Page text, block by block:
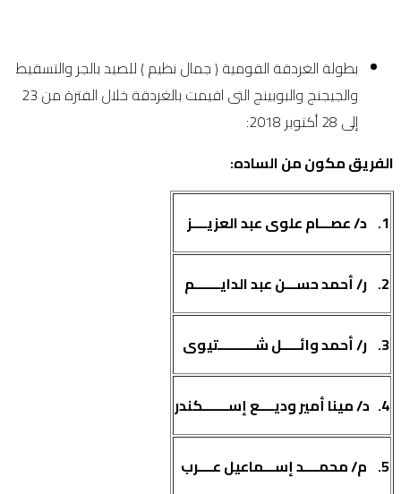
بطولة الغردقة القومية ( جمال نظيم ) للصيد بالجر والتسقيط
والجيجنج والبوبينج التى اقيمت بالغردقة خلال الفترة من 23
إلى 28 أكتوبر 2018:
الفريق مكون من الساده:
1. د/ عصـــام علوى عبد العزيــــز
2. ر/ أحمد حســـن عبد الدايـــــــم
3. ر/ أحمد وائـــــل شــــــــــتيوى
4. د/ مينا أمير وديــــع إســـــــكندر
5. م/ محمــــد إســـماعيل عــــرب